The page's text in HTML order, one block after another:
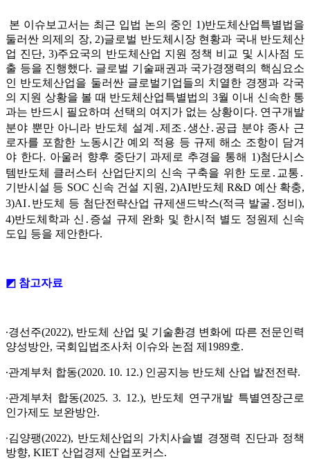
본 이슈보고서는 최근 입법 논의 중인 1)반도체산업특별법을
둘러싼 의제의 장, 2)글로벌 반도체시장 현황과 국내 반도체산
업 진단, 3)주요국의 반도체산업 지원 정책 비교 및 시사점 도
출 등을 진행했다. 글로벌 기술패권과 국가경쟁력의 핵심요소
인 반도체산업을 둘러싼 글로벌기업들의 치열한 경쟁과 각국
의 지원 상황을 볼 때 반도체산업특별법의 3월 이내 신속한 통
과는 반드시 필요하며 선택의 여지가 없는 상황이다. 연구개발
분야 뿐만 아니라 반도체 설계․제조․생산․공급 분야 종사 근
로자를 포함한 노동시간 예외 적용 등 규제 해소 조항이 담겨
야 한다. 아울러 향후 중단기 과제로 추경을 통해 1)첨단시스
템반도체 클러스터 산업단지의 신속 구축을 위한 도로․교통․
기반시설 등 SOC 신속 건설 지원, 2)AI반도체 R&D 예산 확충,
3)AI․반도체 등 첨단전략산업 규제샌드박스(적극 발굴․정비),
4)반도체학과 신․증설 규제 완화 및 한시적 별도 정원제 신속
도입 등을 제안한다.
◩ 참고자료
∙경선주(2022), 반도체 산업 및 기술환경 변화에 따른 전문인력
양성방안, 국회입법조사처 이슈와 논점 제1989호.
∙관계부처 합동(2020. 10. 12.) 인공지능 반도체 산업 발전전략.
∙관계부처 합동(2025. 3. 12.), 반도체 연구개발 특별연장근로
인가제도 보완방안.
∙김양팽(2022), 반도체산업의 가치사슬별 경쟁력 진단과 정책
방향, KIET 산업경제 산업포커스.